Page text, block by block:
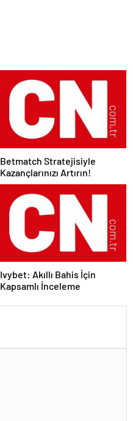
Betmatch Stratejisiyle
Kazançlarınızı Artırın!
Ivybet: Akıllı Bahis İçin
Kapsamlı İnceleme